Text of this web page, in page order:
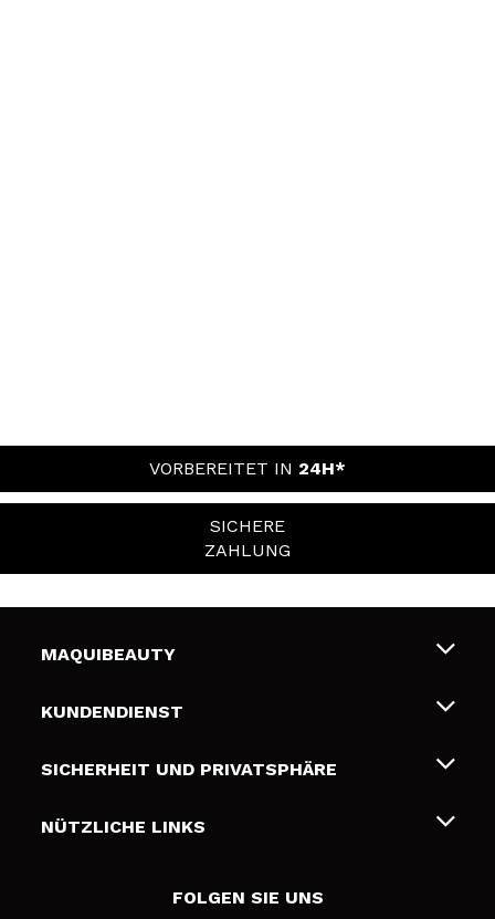
VORBEREITET IN 24H*
SICHERE
ZAHLUNG
MAQUIBEAUTY
Über uns
Geschenkkarten
KUNDENDIENST
Liefer- und Versandkosten
Zahlung
SICHERHEIT UND PRIVATSPHÄRE
Bedingungen und Datenschutz
NÜTZLICHE LINKS
FOLGEN SIE UNS